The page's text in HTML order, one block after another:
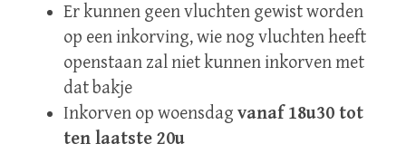
Er kunnen geen vluchten gewist worden
op een inkorving, wie nog vluchten heeft
openstaan zal niet kunnen inkorven met
dat bakje
Inkorven op woensdag vanaf 18u30 tot
ten laatste 20u